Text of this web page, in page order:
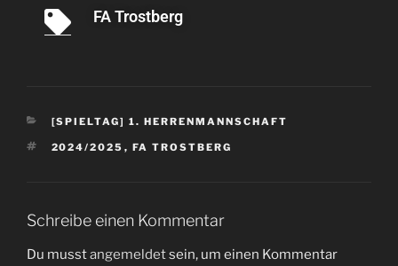
FA Trostberg
[SPIELTAG] 1. HERRENMANNSCHAFT
2024/2025 , FA TROSTBERG
Schreibe einen Kommentar
Du musstangemeldetsein, um einen Kommentar